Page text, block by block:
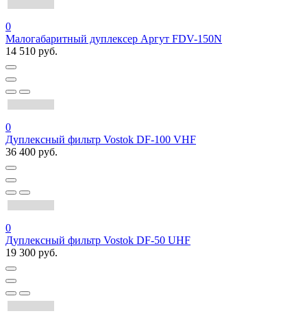
0
Малогабаритный дуплексер Аргут FDV-150N
14 510 руб.
0
Дуплексный фильтр Vostok DF-100 VHF
36 400 руб.
0
Дуплексный фильтр Vostok DF-50 UHF
19 300 руб.